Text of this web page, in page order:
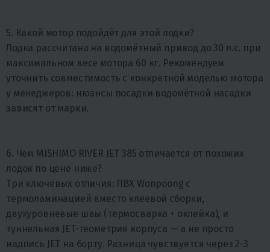
5. Какой мотор подойдёт для этой лодки?
Лодка рассчитана на водомётный привод до 30 л.с. при
максимальном весе мотора 60 кг. Рекомендуем
уточнить совместимость с конкретной моделью мотора
у менеджеров: нюансы посадки водомётной насадки
зависят от марки.
6. Чем MISHIMO RIVER JET 385 отличается от похожих
лодок по цене ниже?
Три ключевых отличия: ПВХ Wonpoong с
термоламинацией вместо клеевой сборки,
двухуровневые швы (термосварка + оклейка), и
туннельная JET-геометрия корпуса — а не просто
надпись JET на борту. Разница чувствуется через 2-3